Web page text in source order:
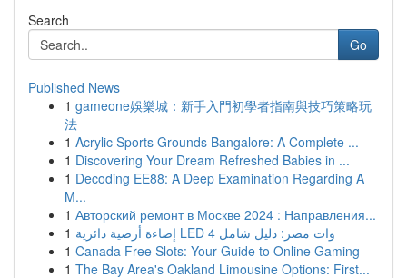
Search
Go
Published News
1 gameone娛樂城：新手入門初學者指南與技巧策略玩
法
1 Acrylic Sports Grounds Bangalore: A Complete ...
1 Discovering Your Dream Refreshed Babies in ...
1 Decoding EE88: A Deep Examination Regarding A
M...
1 Авторский ремонт в Москве 2024 : Направления...
1
إضاءة أرضية دائرية LED 4 وات مصر: دليل شامل
1 Canada Free Slots: Your Guide to Online Gaming
1 The Bay Area's Oakland Limousine Options: First...